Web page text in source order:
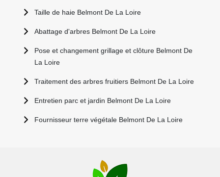
Taille de haie Belmont De La Loire
Abattage d'arbres Belmont De La Loire
Pose et changement grillage et clôture Belmont De
La Loire
Traitement des arbres fruitiers Belmont De La Loire
Entretien parc et jardin Belmont De La Loire
Fournisseur terre végétale Belmont De La Loire